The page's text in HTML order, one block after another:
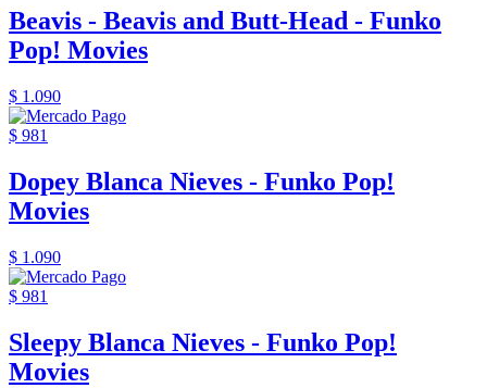
Beavis - Beavis and Butt-Head - Funko
Pop! Movies
$ 1.090
$ 981
Dopey Blanca Nieves - Funko Pop!
Movies
$ 1.090
$ 981
Sleepy Blanca Nieves - Funko Pop!
Movies